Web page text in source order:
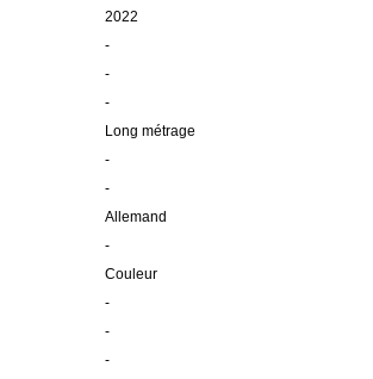
2022
-
-
-
Long métrage
-
-
Allemand
-
Couleur
-
-
-